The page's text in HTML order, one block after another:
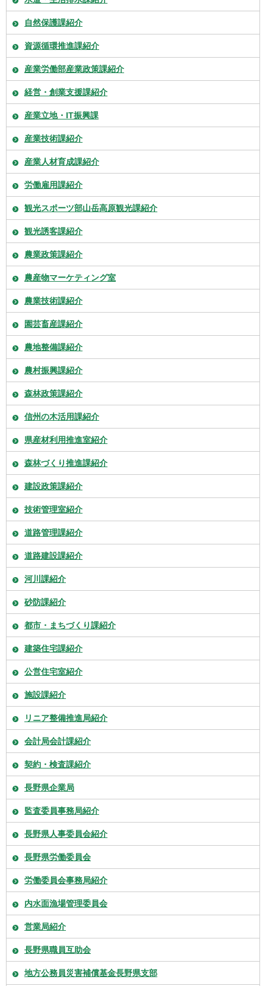
自然保護課紹介
資源循環推進課紹介
産業労働部産業政策課紹介
経営・創業支援課紹介
産業立地・IT振興課
産業技術課紹介
産業人材育成課紹介
労働雇用課紹介
観光スポーツ部山岳高原観光課紹介
観光誘客課紹介
農業政策課紹介
農産物マーケティング室
農業技術課紹介
園芸畜産課紹介
農地整備課紹介
農村振興課紹介
森林政策課紹介
信州の木活用課紹介
県産材利用推進室紹介
森林づくり推進課紹介
建設政策課紹介
技術管理室紹介
道路管理課紹介
道路建設課紹介
河川課紹介
砂防課紹介
都市・まちづくり課紹介
建築住宅課紹介
公営住宅室紹介
施設課紹介
リニア整備推進局紹介
会計局会計課紹介
契約・検査課紹介
長野県企業局
監査委員事務局紹介
長野県人事委員会紹介
長野県労働委員会
労働委員会事務局紹介
内水面漁場管理委員会
営業局紹介
長野県職員互助会
地方公務員災害補償基金長野県支部